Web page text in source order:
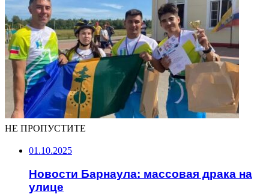
НЕ ПРОПУСТИТЕ
01.10.2025
Новости Барнаула: массовая драка на
улице